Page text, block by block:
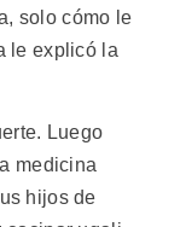
solo cómo le
le explicó la
Luego
medicina
hijos de